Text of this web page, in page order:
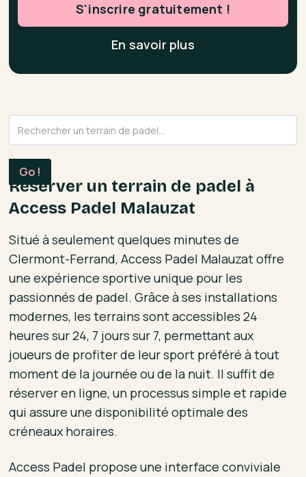
Réserver un terrain de padel à
Access Padel Malauzat
Situé à seulement quelques minutes de
Clermont-Ferrand, Access Padel Malauzat offre
une expérience sportive unique pour les
passionnés de padel. Grâce à ses installations
modernes, les terrains sont accessibles 24
heures sur 24, 7 jours sur 7, permettant aux
joueurs de profiter de leur sport préféré à tout
moment de la journée ou de la nuit. Il suffit de
réserver en ligne, un processus simple et rapide
qui assure une disponibilité optimale des
créneaux horaires.
Access Padel propose une interface conviviale
S'inscrire gratuitement !
En savoir plus